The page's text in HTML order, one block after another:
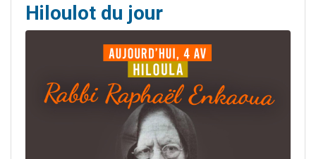
Hiloulot du jour